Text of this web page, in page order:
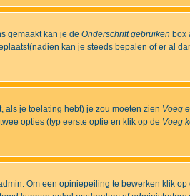
gemaakt kan je de Onderschrift gebruiken box
kan je steeds bepalen of er al
als je toelating hebt) je zou moeten zien Voeg
opties (typ eerste optie en klik op de Voeg
Om een opiniepeiling te bewerken klik